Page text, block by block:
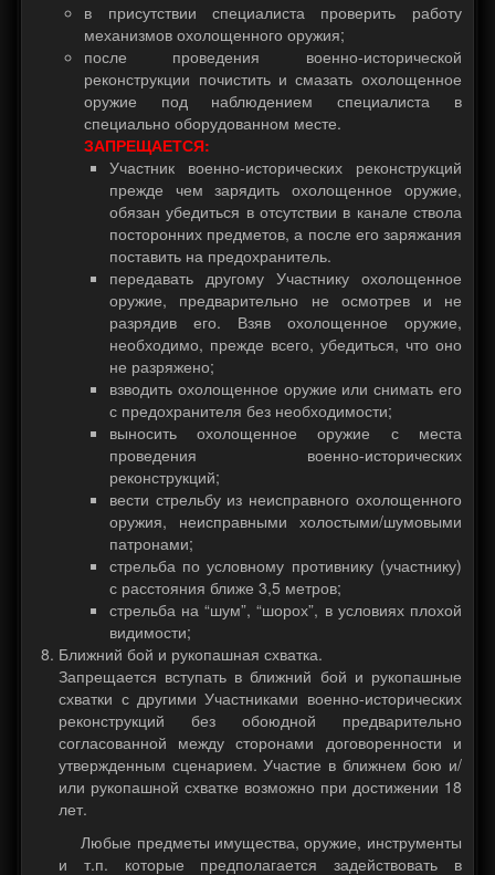
в присутствии специалиста проверить работу
механизмов охолощенного оружия;
после проведения военно-исторической
реконструкции почистить и смазать охолощенное
оружие под наблюдением специалиста в
специально оборудованном месте.
ЗАПРЕЩАЕТСЯ:
Участник военно-исторических реконструкций
прежде чем зарядить охолощенное оружие,
обязан убедиться в отсутствии в канале ствола
посторонних предметов, а после его заряжания
поставить на предохранитель.
передавать другому Участнику охолощенное
оружие, предварительно не осмотрев и не
разрядив его. Взяв охолощенное оружие,
необходимо, прежде всего, убедиться, что оно
не разряжено;
взводить охолощенное оружие или снимать его
с предохранителя без необходимости;
выносить охолощенное оружие с места
проведения военно-исторических
реконструкций;
вести стрельбу из неисправного охолощенного
оружия, неисправными холостыми/шумовыми
патронами;
стрельба по условному противнику (участнику)
с расстояния ближе 3,5 метров;
стрельба на “шум”, “шорох”, в условиях плохой
видимости;
Ближний бой и рукопашная схватка.
Запрещается вступать в ближний бой и рукопашные
схватки с другими Участниками военно-исторических
реконструкций без обоюдной предварительно
согласованной между сторонами договоренности и
утвержденным сценарием. Участие в ближнем бою и/
или рукопашной схватке возможно при достижении 18
лет.
Любые предметы имущества, оружие, инструменты
и т.п. которые предполагается задействовать в